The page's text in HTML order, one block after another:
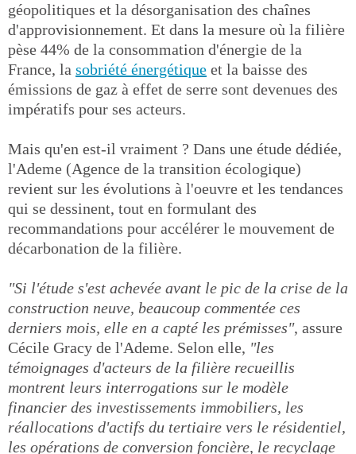
géopolitiques et la désorganisation des chaînes
d'approvisionnement. Et dans la mesure où la filière
pèse 44% de la consommation d'énergie de la
France, la sobriété énergétique et la baisse des
émissions de gaz à effet de serre sont devenues des
impératifs pour ses acteurs.
Mais qu'en est-il vraiment ? Dans une étude dédiée,
l'Ademe (Agence de la transition écologique)
revient sur les évolutions à l'oeuvre et les tendances
qui se dessinent, tout en formulant des
recommandations pour accélérer le mouvement de
décarbonation de la filière.
"Si l'étude s'est achevée avant le pic de la crise de la
construction neuve, beaucoup commentée ces
derniers mois, elle en a capté les prémisses", assure
Cécile Gracy de l'Ademe. Selon elle, "les
témoignages d'acteurs de la filière recueillis
montrent leurs interrogations sur le modèle
financier des investissements immobiliers, les
réallocations d'actifs du tertiaire vers le résidentiel,
les opérations de conversion foncière, le recyclage